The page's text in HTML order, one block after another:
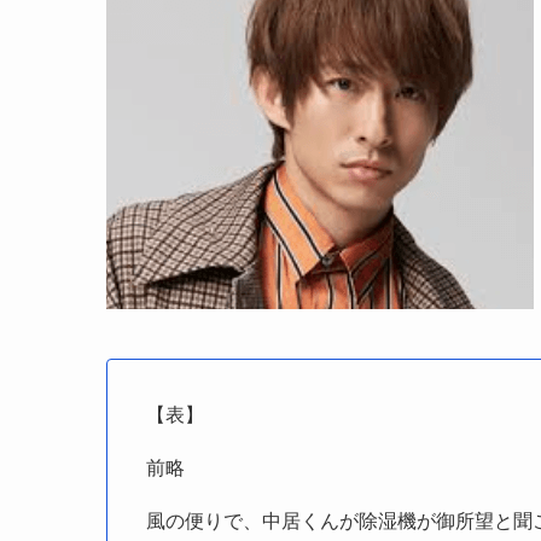
【表】
前略
風の便りで、中居くんが除湿機が御所望と聞